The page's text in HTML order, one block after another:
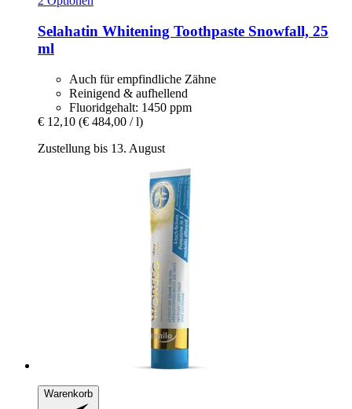
Selahatin Whitening Toothpaste Snowfall, 25
ml
Auch für empfindliche Zähne
Reinigend & aufhellend
Fluoridgehalt: 1450 ppm
€ 12,10 (€ 484,00 / l)
Zustellung bis 13. August
Warenkorb